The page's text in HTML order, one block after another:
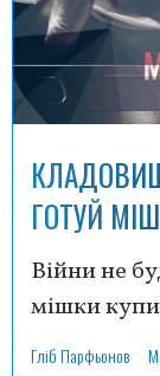
ГОТУЙ
Війни не
мішки
Гліб Парфьонов